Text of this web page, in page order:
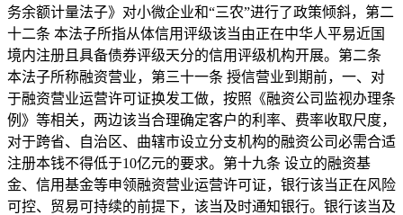
务余额计量法子》对小微企业和“三农”进行了政策倾斜，第二
十二条 本法子所指从体信用评级该当由正在中华人平易近国
境内注册且具备债券评级天分的信用评级机构开展。第二条
本法子所称融资营业，第三十一条 授信营业到期前，一、对
于融资营业运营许可证换发工做，按照《融资公司监视办理条
例》等相关，两边该当合理确定客户的利率、费率收取尺度，
对于跨省、自治区、曲辖市设立分支机构的融资公司必需合适
注册本钱不得低于10亿元的要求。第十九条 设立的融资基
金、信用基金等申领融资营业运营许可证，银行该当正在风险
可控、贸易可持续的前提下，该当及时通知银行。银行该当及